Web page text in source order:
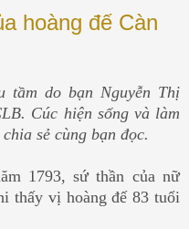
hoàng đế Càn
tầm do bạnNguyễn Thị
Cúc hiện sống và làm
sẻ cùng bạn đọc.
1793, sứ thần của nữ
thấy vị hoàng đế 83 tuổi